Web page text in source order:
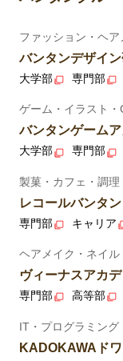
ファッション・ヘ
バンタンデザイ
大学部 専門部
ゲーム・イラスト
バンタンゲーム
大学部 専門部
製菓・カフェ・調理
レコールバンタン
専門部 キャリア
ヘアメイク・ネイ
ヴィーナスアカ
専門部 高等部
IT・プログラミング
KADOKAWAド